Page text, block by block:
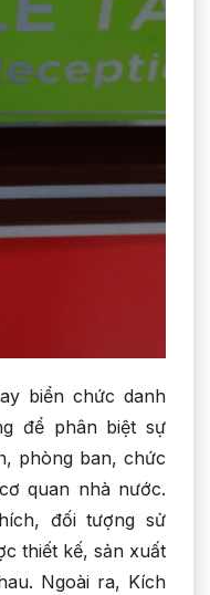
biển chức danh
để phân biệt sự
phòng ban, chức
quan nhà nước.
đối tượng sử
thiết kế, sản xuất
Ngoài ra, Kích